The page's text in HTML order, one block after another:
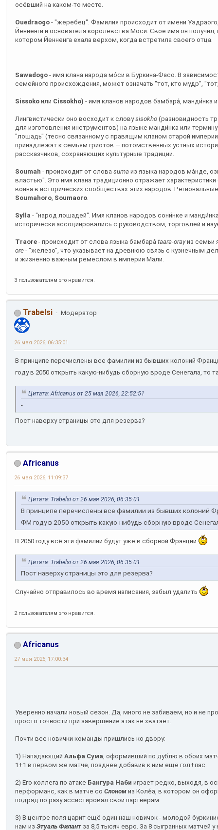
осéвший на каком-то месте.
Ouedraogo - "жеребец". Фамилия происходит от имени
Йенненги и основателя королевства Моси. Своё имя он
котором Йенненга ехала верхом, когда встретила своего отца.
Sawadogo - имя клана народа мóси в Буркина-Фасо. В
семейного происхождения, может означать "тот, кто мудр",
Sissoko или Cissokho) - имя кланов народов бамбара́, манди́нка
Лингвистически оно восходит к словуsisokho (разновидность
для изготовления инструментов) на языке манди́нка или
"лошадь" (тесно связанному с правящим кланом старой империи
принадлежат к семьям гриотов — потомственных устных
рассказчиков, сохраняющих культурные традиции.
Soumah - происходит от слова suma из языка народов ма́нде,
властью". Это имя клана традиционно отражает
воина в исторических сообществах этих народов.
Soumahoro Soumaoro
Sylla - "народ лошадей". Имя кланов народов сони́нке и
исторически ассоциировались с руководством, торговлей и
Traore - происходит от слова языка бамбара́ taara-orayиз семьи
ore - "железо", что указывает на древнюю связь с кузнечным
и жизненно важным ремеслом в империи Мали.
3 пользователям это нравится.
Trabelsi Модератор
26 мая 2026, 06:35:01
В принципе перечислены все фамилии из бывших колоний
году в 2050 открыть какую-нибудь сборную вроде Сенегала, то
Цитата: Africanus от 25 мая 2026, 22:52:51
-
Пост наверху страницы это для резерва?
Africanus
26 мая 2026, 11:09:37
Цитата: Trabelsi от 26 мая 2026, 06:35:01
В принципе перечислены все фамилии из бывших колоний
ФМ году в 2050 открыть какую-нибудь сборную вроде
В 2050 году всё эти фамилии будут уже в сборной Франции
Цитата: Trabelsi от 26 мая 2026, 06:35:01
Пост наверху страницы это для резерва?
Случайно отправилось во время написания, забыл удалить
2 пользователям это нравится.
Africanus
27 мая 2026, 17:00:34
Уверенно начали новый сезон. Да, много не забиваем, но и не
просто точности при завершение атак не хватает.
Почти все новички команды пришлись ко двору:
1) Нападающий Альфа Сума, оформивший по дублю в обоих
1+1 в первом же матче, позднее добавив к ним ещё гол+пас.
2) Его коллега по атаке Бангура Наби играет редко, выходя, в
перформанс, как в матче со Слоном из Коле́а, в котором он
подряд по разу ассистировал свои партнёрам.
3) В центре поля царит ещё один наш новичок - молодой
нам из Этуаль Филант за 8,5 тысяч евро. За 8 сыгранных матчей у